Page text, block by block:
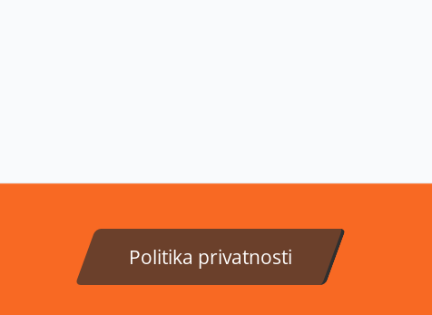
Politika privatnosti